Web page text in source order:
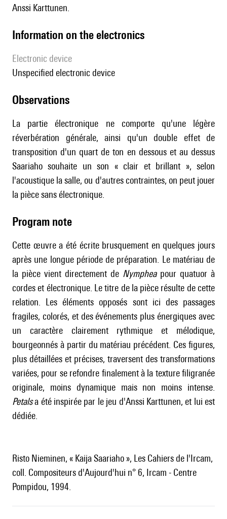
Anssi Karttunen.
Information on the electronics
Electronic device
unspecified electronic device
observations
La partie électronique ne comporte qu'une légère
réverbération générale, ainsi qu'un double effet de
transposition d'un quart de ton en dessous et au dessus
Saariaho souhaite un son « clair et brillant », selon
l'acoustique la salle, ou d'autres contraintes, on peut jouer
la pièce sans électronique.
Program note
Cette œuvre a été écrite brusquement en quelques jours
après une longue période de préparation. Le matériau de
la pièce vient directement de Nympheapour quatuor à
cordes et électronique. Le titre de la pièce résulte de cette
relation. Les éléments opposés sont ici des passages
fragiles, colorés, et des événements plus énergiques avec
un caractère clairement rythmique et mélodique,
bourgeonnés à partir du matériau précédent. Ces figures,
plus détaillées et précises, traversent des transformations
variées, pour se refondre finalement à la texture filigranée
originale, moins dynamique mais non moins intense.
Petalsa été inspirée par le jeu d'Anssi Karttunen, et lui est
dédiée.
Risto Nieminen, « Kaija Saariaho », Les Cahiers de l'Ircam,
coll. Compositeurs d'Aujourd'hui n° 6, Ircam - Centre
Pompidou, 1994.